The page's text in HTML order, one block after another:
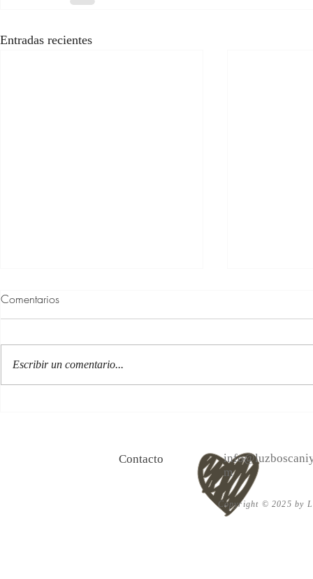
Entradas recientes
Comentarios
Escribir un comentario...
Contacto
m
Copyright © 2025 by